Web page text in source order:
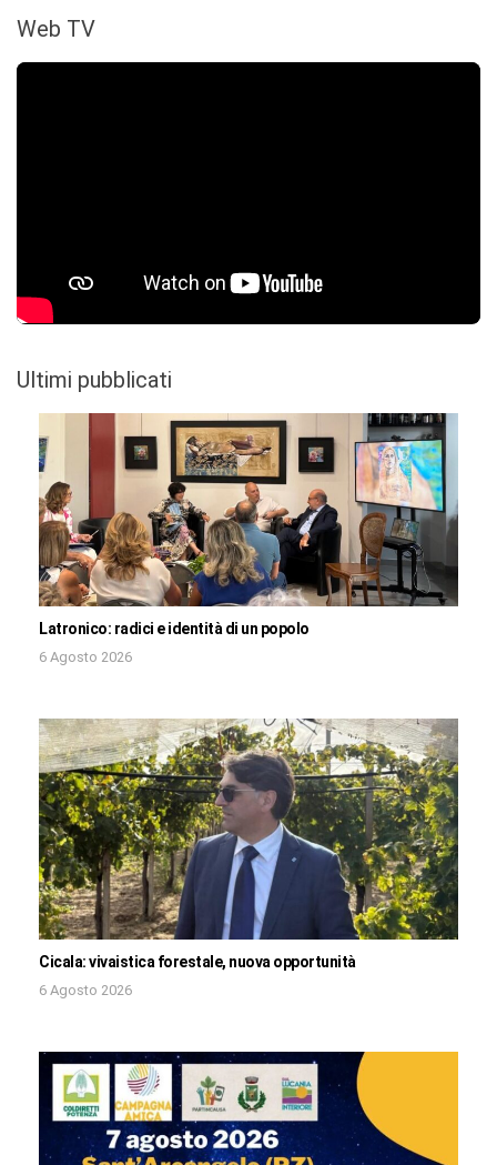
Web TV
Ultimi pubblicati
Latronico: radici e identità di un popolo
6 Agosto 2026
Cicala: vivaistica forestale, nuova opportunità
6 Agosto 2026